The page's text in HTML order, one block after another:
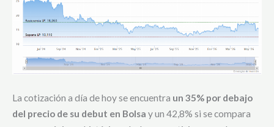
La cotización a día de hoy se encuentra un 35% por debajo
del precio de su debut en Bolsa y un 42,8% si se compara